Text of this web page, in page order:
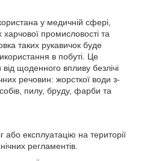
у медичній сфері,
харчової промисловості та
таких рукавичок буде
в побуті. Це
щоденного впливу безлічі
речовин: жорсткої води з-
пилу, бруду, фарби та
експлуатацію на території
регламентів.